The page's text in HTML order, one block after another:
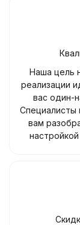
Наша цель
реализации
вас один-
Специалисты
вам